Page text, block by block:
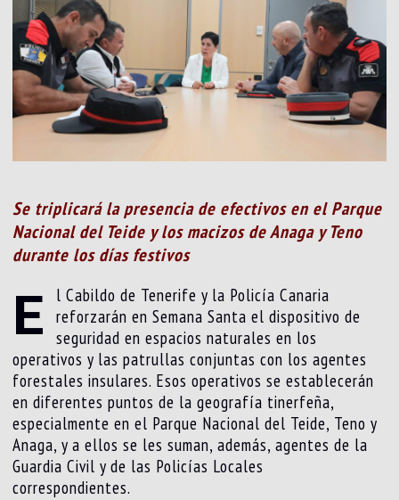
Se triplicará la presencia de efectivos en el Parque
Nacional del Teide y los macizos de Anaga y Teno
durante los días festivos
E
l Cabildo de Tenerife y la Policía Canaria
reforzarán en Semana Santa el dispositivo de
seguridad en espacios naturales en los
operativos y las patrullas conjuntas con los agentes
forestales insulares. Esos operativos se establecerán
en diferentes puntos de la geografía tinerfeña,
especialmente en el Parque Nacional del Teide, Teno y
Anaga, y a ellos se les suman, además, agentes de la
Guardia Civil y de las Policías Locales
correspondientes.